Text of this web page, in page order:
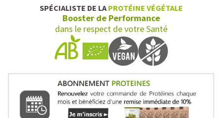
SPÉCIALISTE DE LA PROTÉINE VÉGÉTALE
Booster de Performance
dans le respect de votre Santé